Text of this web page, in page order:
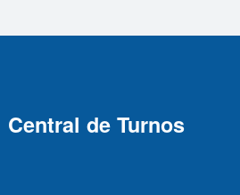
Central de Turnos